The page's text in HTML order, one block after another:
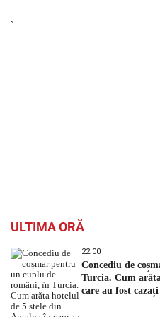
`
ULTIMA ORĂ
22:00
Concediu de
Turcia. Cum
care au fost cazați